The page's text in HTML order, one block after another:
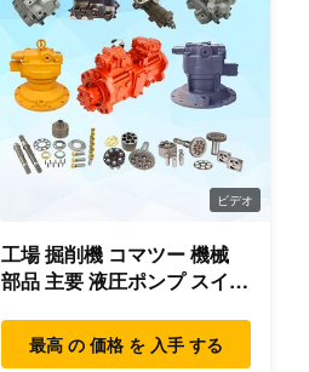
ビデオ
工場 掘削機 コマツー 機械
部品 主要 液圧ポンプ スイン
部品 掘削機
最高 の 価格 を 入手 する